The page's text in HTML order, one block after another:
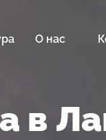
О нас
в